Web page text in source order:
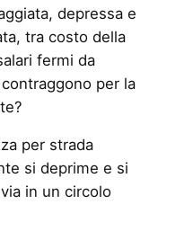
depressa e
tra costo della
fermi da
per la
per strada
si deprime e si
in un circolo